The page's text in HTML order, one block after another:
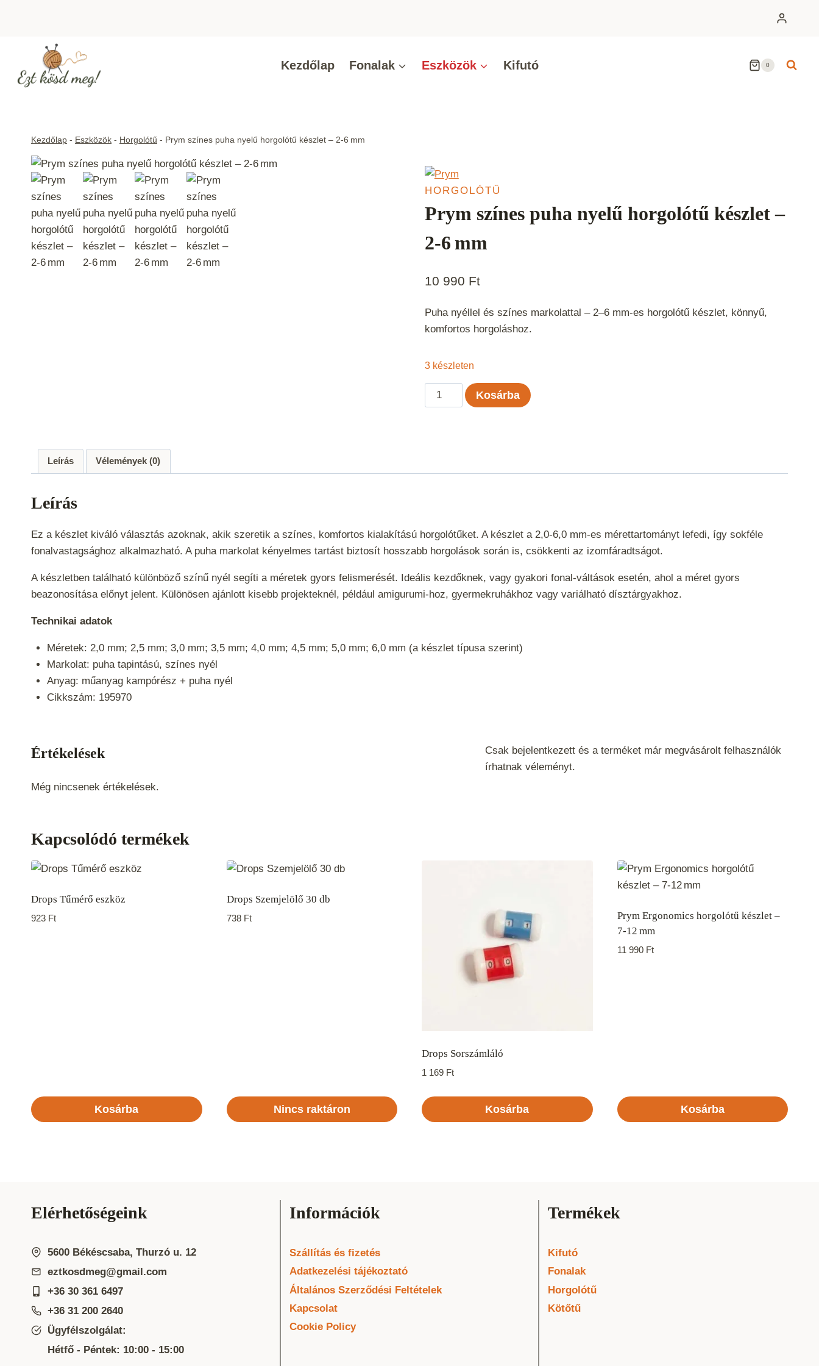
Kezdőlap Fonalak Eszközök Kifutó 0
Kezdőlap - Eszközök - Horgolótű - Prym színes puha nyelű horgolótű készlet – 2‑6 mm
HORGOLÓTŰ
Prym színes puha nyelű horgolótű készlet –
2‑6 mm
10 990 Ft
Puha nyéllel és színes markolattal – 2–6 mm-es horgolótű készlet, könnyű,
komfortos horgoláshoz.
3 készleten
Prym
színes
készlet
Kosárba
Leírás Vélemények (0)
Leírás
Ez a készlet kiváló választás azoknak, akik szeretik a színes, komfortos kialakítású horgolótűket. A készlet a 2,0-6,0 mm-es mérettartományt lefedi, így sokféle
fonalvastagsághoz alkalmazható. A puha markolat kényelmes tartást biztosít hosszabb horgolások során is, csökkenti az izomfáradtságot.
A készletben található különböző színű nyél segíti a méretek gyors felismerését. Ideális kezdőknek, vagy gyakori fonal-váltások esetén, ahol a méret gyors
beazonosítása előnyt jelent. Különösen ajánlott kisebb projekteknél, például amigurumi-hoz, gyermekruhákhoz vagy variálható dísztárgyakhoz.
Technikai adatok
Méretek: 2,0 mm; 2,5 mm; 3,0 mm; 3,5 mm; 4,0 mm; 4,5 mm; 5,0 mm; 6,0 mm (a készlet típusa szerint)
Markolat: puha tapintású, színes nyél
Anyag: műanyag kampórész + puha nyél
Cikkszám: 195970
Értékelések
Még nincsenek értékelések.
Csak bejelentkezett és a terméket már megvásárolt felhasználók
írhatnak véleményt.
Kapcsolódó termékek
Drops Tűmérő eszköz
923 Ft
Kosárba
Drops Szemjelölő 30 db
738 Ft
Nincs raktáron
Drops Sorszámláló
1 169 Ft
Kosárba
Prym Ergonomics horgolótű készlet –
7‑12 mm
11 990 Ft
Kosárba
Elérhetőségeink
5600 Békéscsaba, Thurzó u. 12
eztkosdmeg@gmail.com
+36 30 361 6497
+36 31 200 2640
Ügyfélszolgálat:
Hétfő - Péntek: 10:00 - 15:00
Információk
Szállítás és fizetés
Adatkezelési tájékoztató
Általános Szerződési Feltételek
Kapcsolat
Cookie Policy
Termékek
Kifutó
Fonalak
Horgolótű
Kötőtű